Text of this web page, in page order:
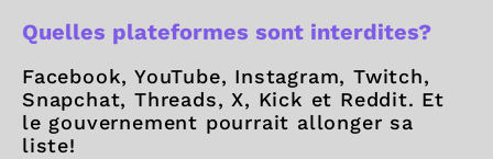
Quelles plateformes sont interdites?
Facebook, YouTube, Instagram, Twitch,
Snapchat, Threads, X, Kick et Reddit. Et
le gouvernement pourrait allonger sa
liste!